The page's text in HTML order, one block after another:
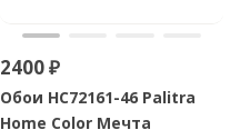
2400 ₽
Обои HC72161-46 Palitra
Home Color Мечта